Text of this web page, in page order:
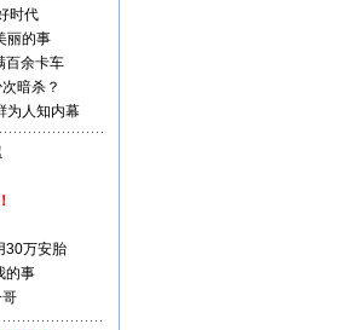
时代
丽的事
百余卡车
暗杀？
为人知内幕
30万安胎
的事